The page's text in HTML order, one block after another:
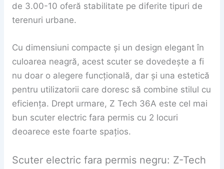
de 3.00-10 oferă stabilitate pe diferite tipuri de
terenuri urbane.
Cu dimensiuni compacte și un design elegant în
culoarea neagră, acest scuter se dovedește a fi
nu doar o alegere funcțională, dar și una estetică
pentru utilizatorii care doresc să combine stilul cu
eficiența. Drept urmare, Z Tech 36A este cel mai
bun scuter electric fara permis cu 2 locuri
deoarece este foarte spațios.
Scuter electric fara permis negru: Z-Tech